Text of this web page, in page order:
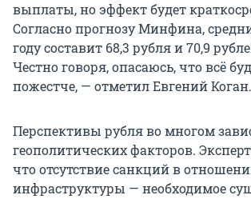
выплаты, но эффект будет
Согласно прогнозу Минфина,
году составит 68,3 рубля и 70,9
Честно говоря, опасаюсь, что всё
пожестче, — отметил Евгений Коган.
Перспективы рубля во многом
геополитических факторов.
что отсутствие санкций в
инфраструктуры — необходимое